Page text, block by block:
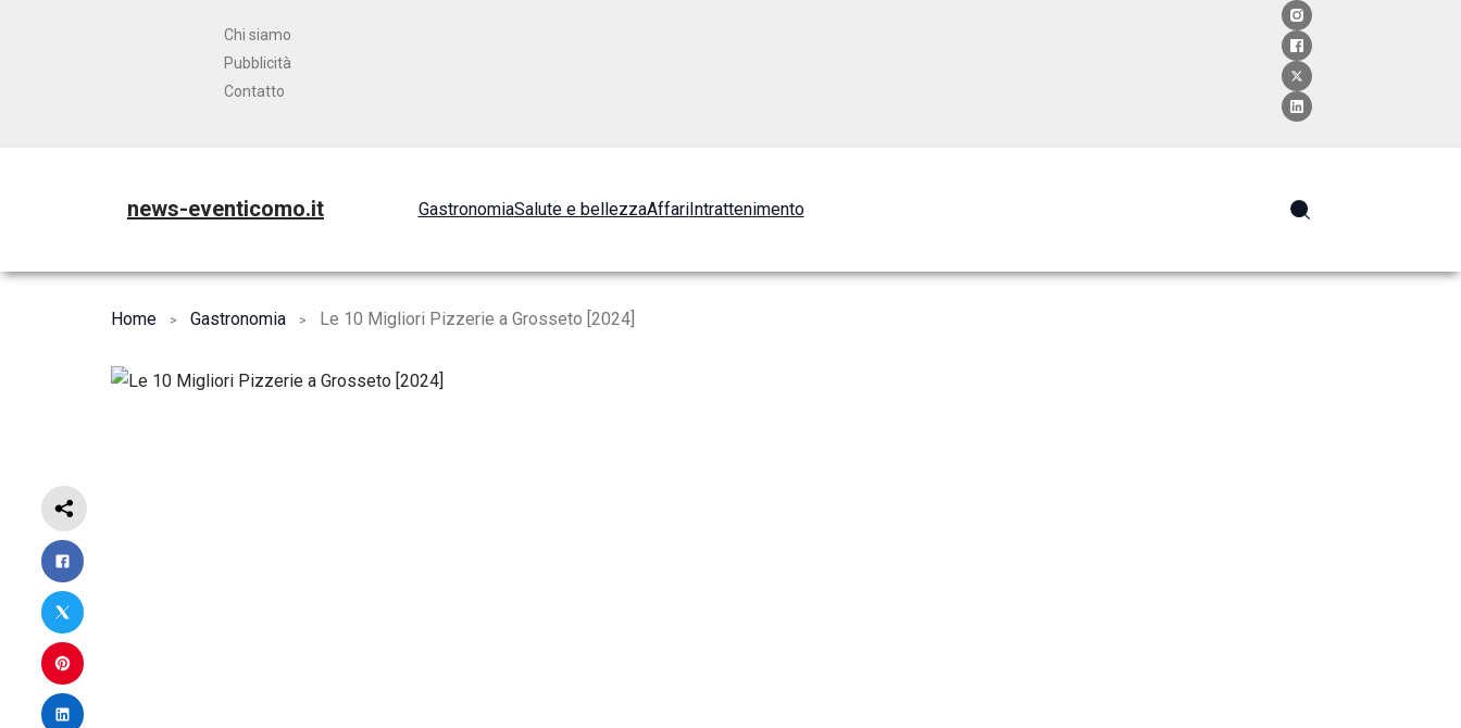
Chi siamo
Pubblicità
Contatto
news-eventicomo.it GastronomiaSalute e bellezzaAffariIntrattenimento
Home Gastronomia Le 10 Migliori Pizzerie a Grosseto [2024]